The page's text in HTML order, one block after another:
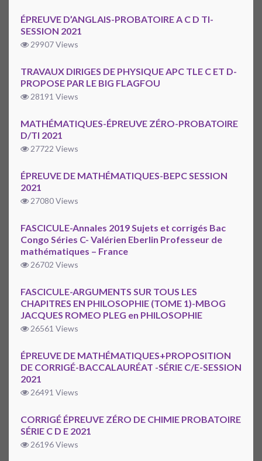
ÉPREUVE D’ANGLAIS-PROBATOIRE A C D TI-
SESSION 2021
29907 Views
TRAVAUX DIRIGES DE PHYSIQUE APC TLE C ET D-
PROPOSE PAR LE BIG FLAGFOU
28191 Views
MATHÉMATIQUES-ÉPREUVE ZÉRO-PROBATOIRE
D/TI 2021
27722 Views
ÉPREUVE DE MATHÉMATIQUES-BEPC SESSION
2021
27080 Views
FASCICULE-Annales 2019 Sujets et corrigés Bac
Congo Séries C- Valérien Eberlin Professeur de
mathématiques – France
26702 Views
FASCICULE-ARGUMENTS SUR TOUS LES
CHAPITRES EN PHILOSOPHIE (TOME 1)-MBOG
JACQUES ROMEO PLEG en PHILOSOPHIE
26561 Views
ÉPREUVE DE MATHÉMATIQUES+PROPOSITION
DE CORRIGÉ-BACCALAURÉAT -SÉRIE C/E-SESSION
2021
26491 Views
CORRIGÉ ÉPREUVE ZÉRO DE CHIMIE PROBATOIRE
SÉRIE C D E 2021
26196 Views